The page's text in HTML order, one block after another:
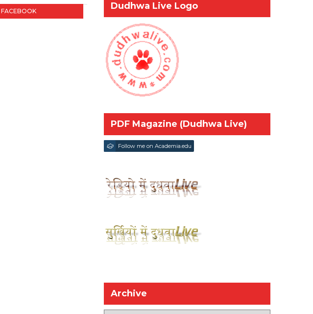
FACEBOOK Dudhwa Live Logo
PDF Magazine (Dudhwa Live)
Follow me on Academia.edu
Archive